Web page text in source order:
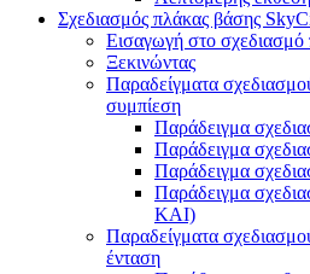
Σχεδιασμός πλάκας βάσης
Εισαγωγή στο σχεδιασμό
Ξεκινώντας
Παραδείγματα
συμπίεση
Παράδειγμα
Παράδειγμα
Παράδειγμα
Παράδειγμα
ΚΑΙ)
Παραδείγματα
ένταση